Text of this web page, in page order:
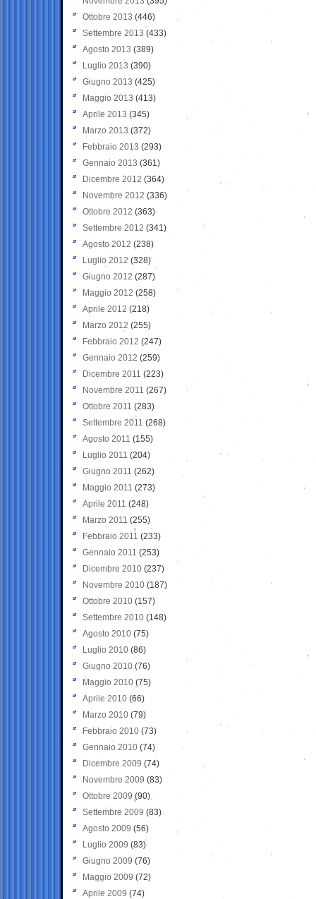
Ottobre 2013 (446)
Settembre 2013 (433)
Agosto 2013 (389)
Luglio 2013 (390)
Giugno 2013 (425)
Maggio 2013 (413)
Aprile 2013 (345)
Marzo 2013 (372)
Febbraio 2013 (293)
Gennaio 2013 (361)
Dicembre 2012 (364)
Novembre 2012 (336)
Ottobre 2012 (363)
Settembre 2012 (341)
Agosto 2012 (238)
Luglio 2012 (328)
Giugno 2012 (287)
Maggio 2012 (258)
Aprile 2012 (218)
Marzo 2012 (255)
Febbraio 2012 (247)
Gennaio 2012 (259)
Dicembre 2011 (223)
Novembre 2011 (267)
Ottobre 2011 (283)
Settembre 2011 (268)
Agosto 2011 (155)
Luglio 2011 (204)
Giugno 2011 (262)
Maggio 2011 (273)
Aprile 2011 (248)
Marzo 2011 (255)
Febbraio 2011 (233)
Gennaio 2011 (253)
Dicembre 2010 (237)
Novembre 2010 (187)
Ottobre 2010 (157)
Settembre 2010 (148)
Agosto 2010 (75)
Luglio 2010 (86)
Giugno 2010 (76)
Maggio 2010 (75)
Aprile 2010 (66)
Marzo 2010 (79)
Febbraio 2010 (73)
Gennaio 2010 (74)
Dicembre 2009 (74)
Novembre 2009 (83)
Ottobre 2009 (90)
Settembre 2009 (83)
Agosto 2009 (56)
Luglio 2009 (83)
Giugno 2009 (76)
Maggio 2009 (72)
Aprile 2009 (74)